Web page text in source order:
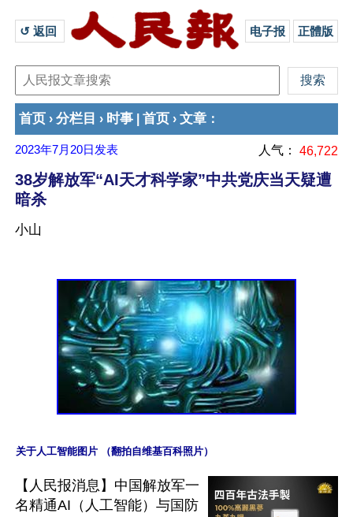
↺ 返回 电子报 正體版
首页 › 分栏目 › 时事 首页 › 文章 ：
2023年7月20日 发表 人气： 46,722
38岁解放军“AI天才科学家”中共党庆当天疑遭
暗杀
小山
关于人工智能图片 （翻拍自维基百科照片）
【人民报消息】中国解放军一
名精通AI（人工智能）与国防